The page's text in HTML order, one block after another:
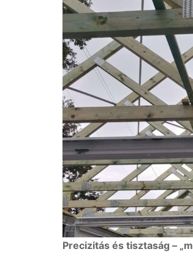
Precizitás és tisztaság –